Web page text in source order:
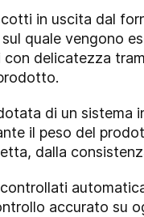
in uscita dal
quale vengono
delicatezza
di un sistema
il peso del
dalla
accurato su